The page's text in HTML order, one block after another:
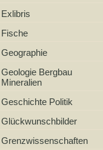
Exlibris
Fische
Geographie
Geologie Bergbau
Mineralien
Geschichte Politik
Glückwunschbilder
Grenzwissenschaften